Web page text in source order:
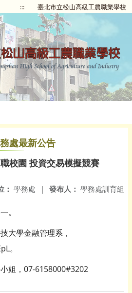
::: 臺北市立松山高級工農職業學校
處最新公告
校園 投資交易模擬競賽
發布人： 學務處訓育組
： 學務處 |
。
大學金融管理系，
。
姐，07-6158000#3202